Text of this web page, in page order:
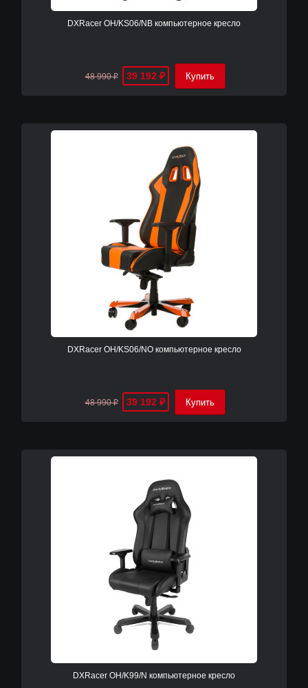
DXRacer OH/KS06/NB компьютерное кресло
48 990₽ 39 192 ₽
DXRacer OH/KS06/NO компьютерное кресло
48 990₽ 39 192 ₽
DXRacer OH/K99/N компьютерное кресло